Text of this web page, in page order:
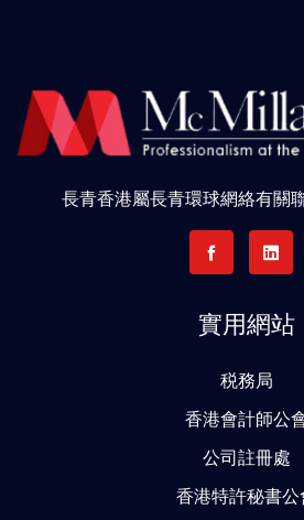
長青香港屬長青環球網絡有關
實用網站
税務局
香港會計師公
公司註冊處
香港特許秘書公